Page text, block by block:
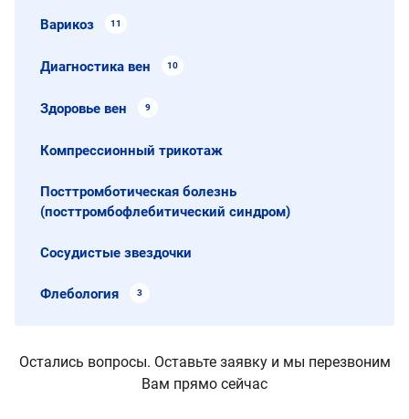
Варикоз 11
Диагностика вен 10
Здоровье вен 9
Компрессионный трикотаж
Посттромботическая болезнь
(посттромбофлебитический синдром)
Сосудистые звездочки
Флебология 3
Остались вопросы. Оставьте заявку и мы перезвоним
Вам прямо сейчас